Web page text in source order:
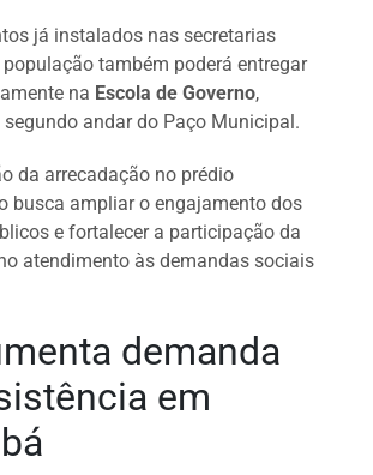
já instalados nas secretarias
também poderá entregar
na Escola de Governo,
segundo andar do Paço Municipal.
da arrecadação no prédio
busca ampliar o engajamento dos
e fortalecer a participação da
atendimento às demandas sociais
demanda
em